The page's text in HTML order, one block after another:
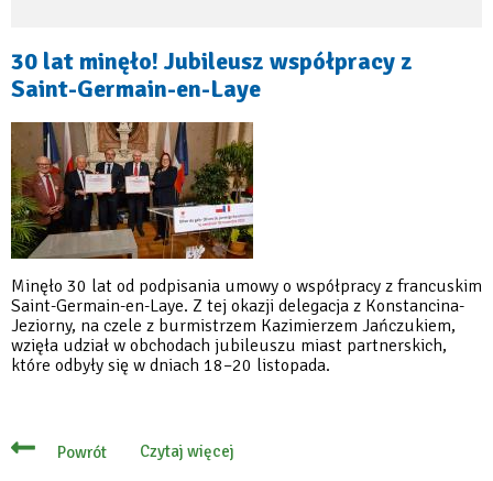
30 lat minęło! Jubileusz współpracy z
Saint-Germain-en-Laye
Minęło 30 lat od podpisania umowy o współpracy z francuskim
Saint-Germain-en-Laye. Z tej okazji delegacja z Konstancina-
Jeziorny, na czele z burmistrzem Kazimierzem Jańczukiem,
wzięła udział w obchodach jubileuszu miast partnerskich,
które odbyły się w dniach 18–20 listopada.
Powrót Czytaj więcej
o